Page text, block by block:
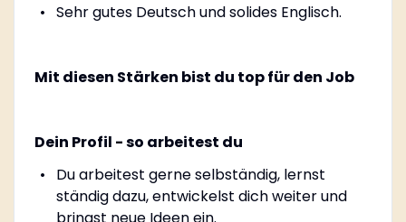
Sehr gutes Deutsch und solides Englisch.
Mit diesen Stärken bist du top für den Job
Dein Profil - so arbeitest du
Du arbeitest gerne selbständig, lernst
ständig dazu, entwickelst dich weiter und